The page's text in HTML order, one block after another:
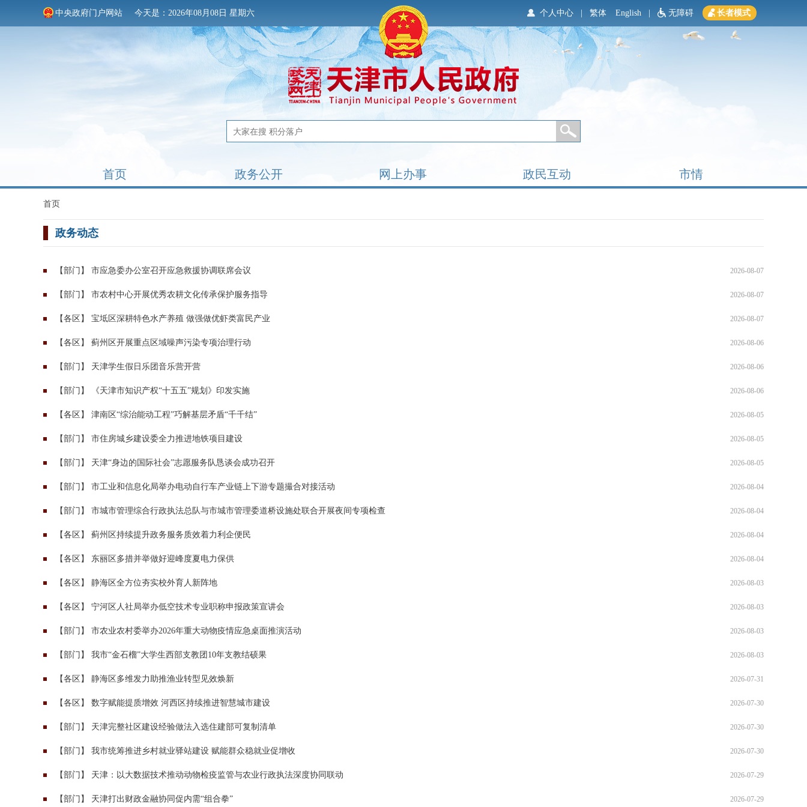
中央政府门户网站 今天是：2026年08月08日 星期六 无障碍 长者模式
繁体 English
个人中心
首页 政务公开 网上办事 政民互动 市情
首页
政务动态
【部门 】 市应急委办公室召开应急救援协调联席会议 2026-08-07
【部门 】 市农村中心开展优秀农耕文化传承保护服务指导 2026-08-07
【各区 】 宝坻区深耕特色水产养殖 做强做优虾类富民产业 2026-08-07
【各区 】 蓟州区开展重点区域噪声污染专项治理行动 2026-08-06
【部门 】 天津学生假日乐团音乐营开营 2026-08-06
【部门 】 《天津市知识产权“十五五”规划》印发实施 2026-08-06
【各区 】 津南区“综治能动工程”巧解基层矛盾“千千结” 2026-08-05
【部门 】 市住房城乡建设委全力推进地铁项目建设 2026-08-05
【部门 】 天津“身边的国际社会”志愿服务队恳谈会成功召开 2026-08-05
【部门 】 市工业和信息化局举办电动自行车产业链上下游专题撮合对接活动 2026-08-04
【部门 】 市城市管理综合行政执法总队与市城市管理委道桥设施处联合开展夜间专项检查 2026-08-04
【各区 】 蓟州区持续提升政务服务质效着力利企便民 2026-08-04
【各区 】 东丽区多措并举做好迎峰度夏电力保供 2026-08-04
【各区 】 静海区全方位夯实校外育人新阵地 2026-08-03
【各区 】 宁河区人社局举办低空技术专业职称申报政策宣讲会 2026-08-03
【部门 】 市农业农村委举办2026年重大动物疫情应急桌面推演活动 2026-08-03
【部门 】 我市“金石榴”大学生西部支教团10年支教结硕果 2026-08-03
【各区 】 静海区多维发力助推渔业转型见效焕新 2026-07-31
【各区 】 数字赋能提质增效 河西区持续推进智慧城市建设 2026-07-30
【部门 】 天津完整社区建设经验做法入选住建部可复制清单 2026-07-30
【部门 】 我市统筹推进乡村就业驿站建设 赋能群众稳就业促增收 2026-07-30
【部门 】 天津：以大数据技术推动动物检疫监管与农业行政执法深度协同联动 2026-07-29
【部门 】 天津打出财政金融协同促内需“组合拳” 2026-07-29